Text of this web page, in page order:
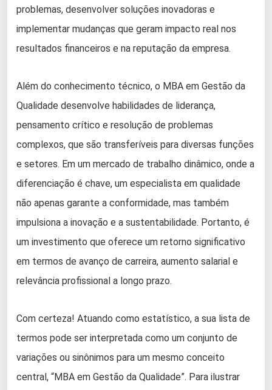
problemas, desenvolver soluções inovadoras e
implementar mudanças que geram impacto real nos
resultados financeiros e na reputação da empresa.
Além do conhecimento técnico, o MBA em Gestão da
Qualidade desenvolve habilidades de liderança,
pensamento crítico e resolução de problemas
complexos, que são transferíveis para diversas funções
e setores. Em um mercado de trabalho dinâmico, onde a
diferenciação é chave, um especialista em qualidade
não apenas garante a conformidade, mas também
impulsiona a inovação e a sustentabilidade. Portanto, é
um investimento que oferece um retorno significativo
em termos de avanço de carreira, aumento salarial e
relevância profissional a longo prazo.
Com certeza! Atuando como estatístico, a sua lista de
termos pode ser interpretada como um conjunto de
variações ou sinônimos para um mesmo conceito
central, “MBA em Gestão da Qualidade”. Para ilustrar